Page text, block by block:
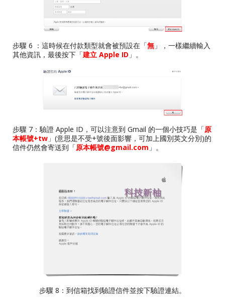
步驟 6 ：這時候在付款類型就會被預設在「無 」，一樣繼續輸入
其他資訊，最後按下「建立 Apple ID 」。
步驟 7：驗證 Apple ID，可以注意到 Gmail 的一個小技巧是「原
本帳號+tw 」(意思是不受+號後面影響，可加上國別英文分別)的
信件仍然會寄送到「原本帳號@gmail.com 」。
步驟 8：到信箱找到驗證信件並按下驗證連結。